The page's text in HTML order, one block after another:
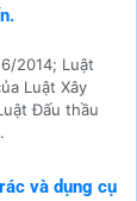
2014; Luật
Luật Xây
Đấu thầu
và dụng cụ